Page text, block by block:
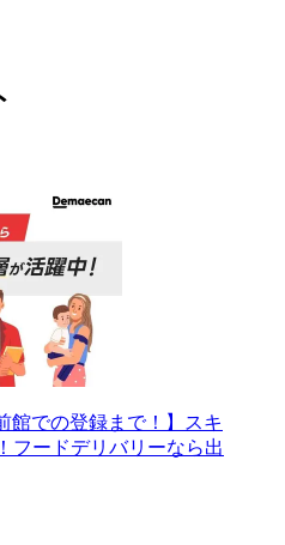
館での登録まで！】スキ
フードデリバリーなら出